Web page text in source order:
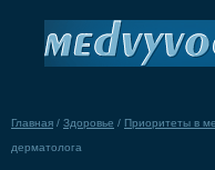
Главная / Здоровье / Приоритеты в
дерматолога